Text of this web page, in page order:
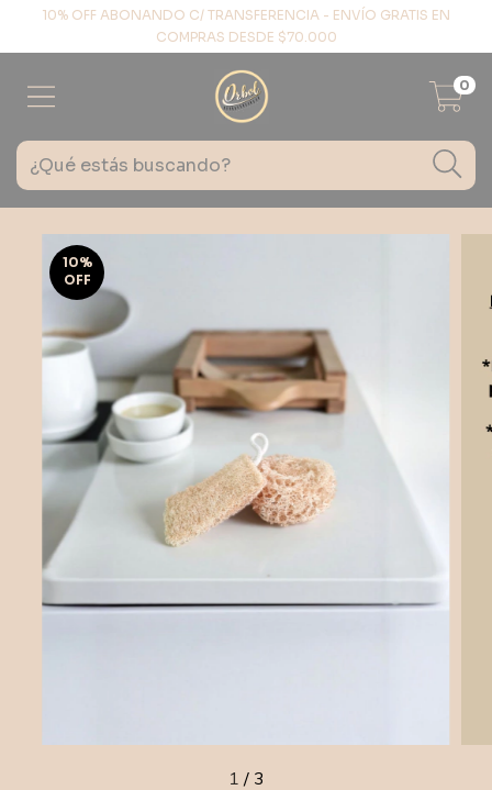
10% OFF ABONANDO C/ TRANSFERENCIA - ENVÍO GRATIS EN
COMPRAS DESDE $70.000
0
10%
OFF
1 / 3